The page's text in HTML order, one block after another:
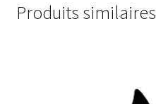
Produits similaires